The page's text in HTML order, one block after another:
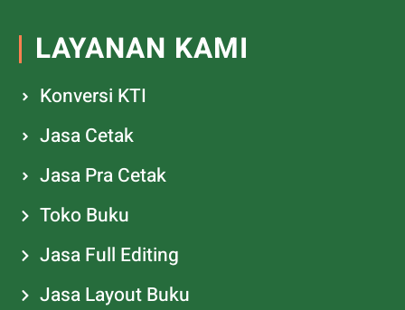
LAYANAN KAMI
Konversi KTI
Jasa Cetak
Jasa Pra Cetak
Toko Buku
Jasa Full Editing
Jasa Layout Buku